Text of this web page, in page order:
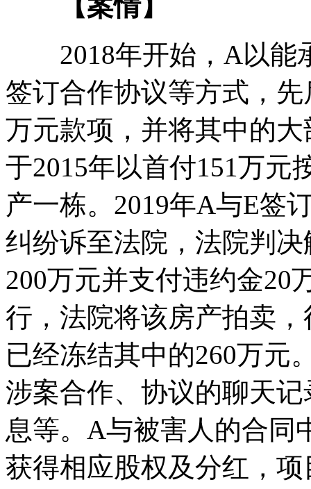
2018年开始，A以能
签订合作协议等方式，
万元款项，并将其中的
于2015年以首付151万元
产一栋。2019年A与E签
纠纷诉至法院，法院判
200万元并支付违约金20
行，法院将该房产拍卖
已经冻结其中的260万元
涉案合作、协议的聊天
息等。A与被害人的合同
获得相应股权及分红，